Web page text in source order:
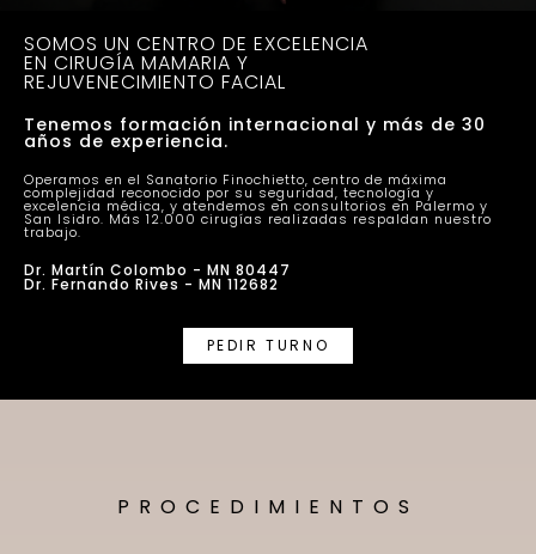
SOMOS UN CENTRO DE EXCELENCIA
EN CIRUGÍA MAMARIA Y
REJUVENECIMIENTO FACIAL
Tenemos formación internacional y más de 30
años de experiencia.
Operamos en el Sanatorio Finochietto, centro de máxima
complejidad reconocido por su seguridad, tecnología y
excelencia médica, y atendemos en consultorios en Palermo y
San Isidro. Más 12.000 cirugías realizadas respaldan nuestro
trabajo.
Dr. Martín Colombo - MN 80447
Dr. Fernando Rives - MN 112682
PEDIR TURNO
PROCEDIMIENTOS